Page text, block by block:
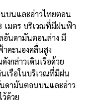
บนและอ่าวไทยตอน
เมตร บริเวณที่มีฝนฟ้า
อันดามันตอนล่าง มี
คะนองคลื่นสูง
งกล่าวเดินเรือด้วย
เรือในบริเวณที่มีฝน
นดามันตอนบนและอ่าว
ด้วย